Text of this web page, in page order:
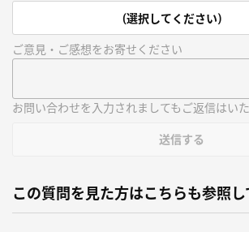
(選択してください)
ご意見・ご感想をお寄せください
お問い合わせを入力されましてもご返信はい
送信する
この質問を見た方はこちらも参照し